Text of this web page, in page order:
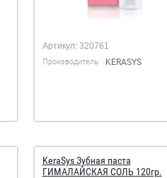
Артикул:320761
Производитель KERASYS
KeraSys Зубная паста
ГИМАЛАЙСКАЯ СОЛЬ 120гр.